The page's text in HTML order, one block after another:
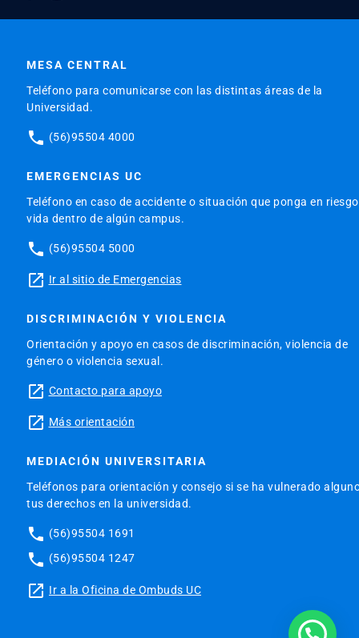
MESA CENTRAL
Teléfono para comunicarse con las distintas áreas de la
Universidad.
phone (56)95504 4000
EMERGENCIAS UC
Teléfono en caso de accidente o situación que ponga en
vida dentro de algún campus.
phone (56)95504 5000
launch Ir al sitio de Emergencias
DISCRIMINACIÓN Y VIOLENCIA
Orientación y apoyo en casos de discriminación, violencia de
género o violencia sexual.
launch Contacto para apoyo
launch Más orientación
MEDIACIÓN UNIVERSITARIA
Teléfonos para orientación y consejo si se ha vulnerado
tus derechos en la universidad.
phone (56)95504 1691
phone (56)95504 1247
launch Ir a la Oficina de Ombuds UC